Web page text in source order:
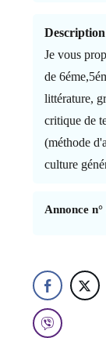
Je vous
de
littérature,
critique de
(méthode
culture
Annonce n°